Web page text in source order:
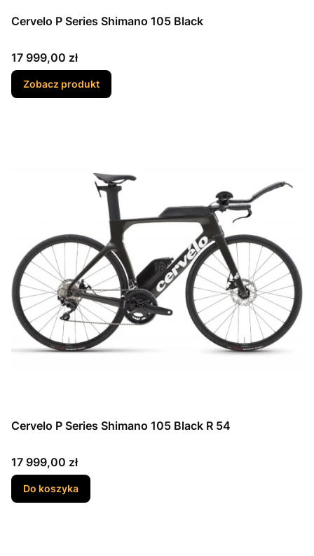
Cervelo P Series Shimano 105 Black
Cena
17 999,00 zł
Zobacz produkt
Cervelo P Series Shimano 105 Black R 54
Cena
17 999,00 zł
Do koszyka